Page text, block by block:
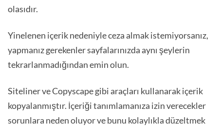
olasıdır.
Yinelenen içerik nedeniyle ceza almak istemiyorsanız,
yapmanız gerekenler sayfalarınızda aynı şeylerin
tekrarlanmadığından emin olun.
Siteliner ve Copyscape gibi araçları kullanarak içerik
kopyalanmıştır. İçeriği tanımlamanıza izin verecekler
sorunlara neden oluyor ve bunu kolaylıkla düzeltmek